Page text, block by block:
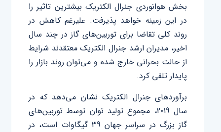
بخش هوانوردی جنرال الکتریک بیشترین تاثیر را
در این زمینه خواهد پذیرفت. علیرغم کاهش در
روند کلی تقاضا برای توربین‌های گاز در چند سال
اخیر، مدیران ارشد جنرال الکتریک معتقدند شرایط
از حالت بحرانی خارج شده و می‌توان روند بازار را
پایدار تلقی کرد.
برآوردهای جنرال ‌الکتریک نشان می‌دهد که در
سال 2019، مجموع تولید توان توسط توربین‌های
گاز بزرگ در سراسر جهان 39 گیگاوات است، در